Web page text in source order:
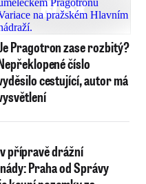
Pragotron zase rozbitý?
číslo
cestující, autor má
přípravě drážní
Praha od Správy